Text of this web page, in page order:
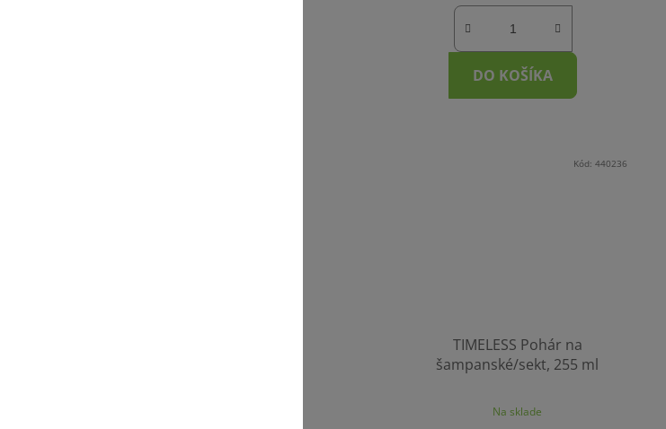
DO KOŠÍKA
TIMELESS Pohár na
šampanské/sekt, 255 ml
Na sklade
Kód: 440236